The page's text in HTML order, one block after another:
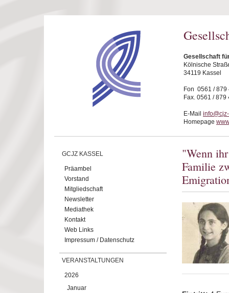
Gesellschaft
Kölnische
34119 Kassel
Fon 0561 / 879
Fax. 0561 / 879
E-Mail
Homepage
GCJZ KASSEL
Präambel
Vorstand
Mitgliedschaft
Newsletter
Mediathek
Kontakt
Web Links
Impressum / Datenschutz
VERANSTALTUNGEN
2026
Januar
"Wenn
Familie